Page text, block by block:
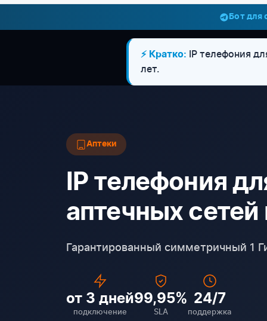
Бот для
⚡ Кратко: IP телефония
лет.
Аптеки
IP телефония
аптечных
Гарантированный симметричный 1
от 3 дней
подключение
99,95%
SLA
24/7
поддержка